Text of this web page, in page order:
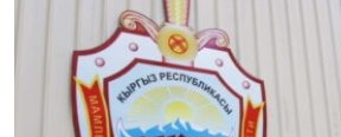
ЭЖЕ-СИҢДИЛЕР
АЗАТТЫК+
ЫҢГАЙСЫЗ СУРООЛОР
ОНЛАЙН ШЕРИНЕ